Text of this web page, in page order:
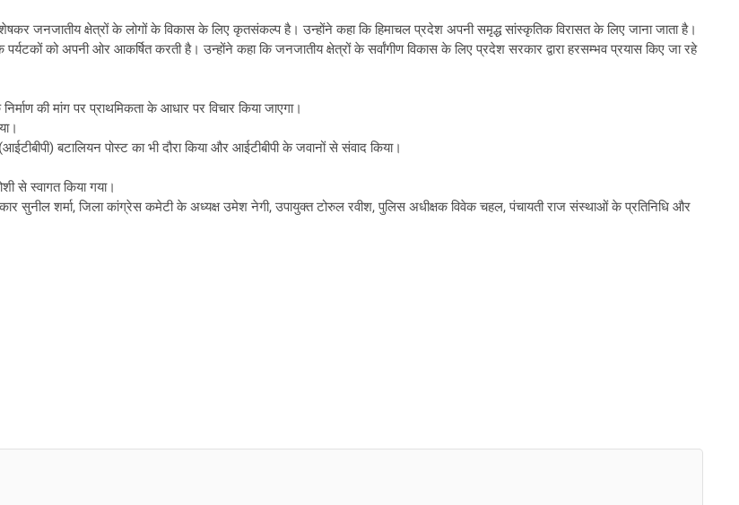
जनजातीय क्षेत्रों के लोगों के विकास के लिए कृतसंकल्प है। उन्होंने कहा कि हिमाचल प्रदेश अपनी समृद्ध सांस्कृतिक विरासत के लिए जाना जाता है।
को अपनी ओर आकर्षित करती है। उन्होंने कहा कि जनजातीय क्षेत्रों के सर्वांगीण विकास के लिए प्रदेश सरकार द्वारा हरसम्भव प्रयास किए जा रहे
की मांग पर प्राथमिकता के आधार पर विचार किया जाएगा।
बटालियन पोस्ट का भी दौरा किया और आईटीबीपी के जवानों से संवाद किया।
से स्वागत किया गया।
सुनील शर्मा, जिला कांग्रेस कमेटी के अध्यक्ष उमेश नेगी, उपायुक्त टोरुल रवीश, पुलिस अधीक्षक विवेक चहल, पंचायती राज संस्थाओं के प्रतिनिधि और